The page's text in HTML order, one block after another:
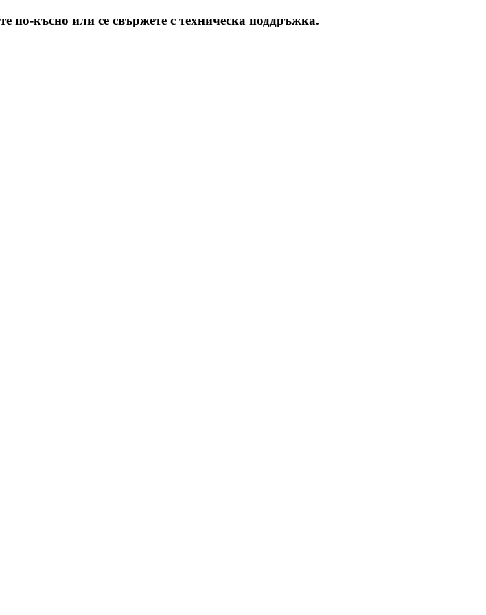
късно или се свържете с техническа поддръжка.